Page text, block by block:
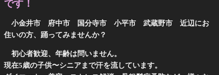
です！
小金井市 府中市 国分寺市 小平市 武蔵野市 近辺にお
住いの方、踊ってみませんか？
初心者歓迎、年齢は問いません。
現在5歳の子供〜シニアまで汗を流しています。